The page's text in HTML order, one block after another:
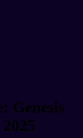
Genesis